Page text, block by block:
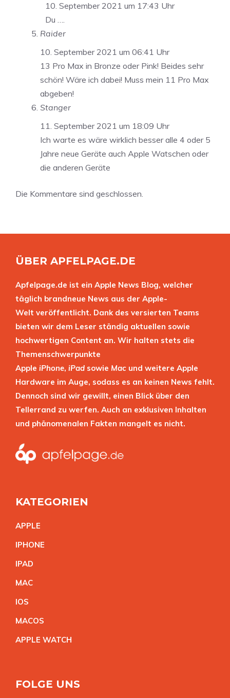
10. September 2021 um 17:43 Uhr
Du ….
Raider
10. September 2021 um 06:41 Uhr
13 Pro Max in Bronze oder Pink! Beides sehr
schön! Wäre ich dabei! Muss mein 11 Pro Max
abgeben!
Stanger
11. September 2021 um 18:09 Uhr
Ich warte es wäre wirklich besser alle 4 oder 5
Jahre neue Geräte auch Apple Watschen oder
die anderen Geräte
Die Kommentare sind geschlossen.
ÜBER APFELPAGE.DE
Apfelpage.de ist ein Apple News Blog, welcher
täglich brandneue News aus der Apple-
Welt veröffentlicht. Dank des versierten Teams
bieten wir dem Leser ständig aktuellen sowie
hochwertigen Content an. Wir halten stets die
Themenschwerpunkte
Apple iPhone, iPad sowie Mac und weitere Apple
Hardware im Auge, sodass es an keinen News fehlt.
Dennoch sind wir gewillt, einen Blick über den
Tellerrand zu werfen. Auch an exklusiven Inhalten
und phänomenalen Fakten mangelt es nicht.
KATEGORIEN
APPLE
IPHONE
IPAD
MAC
IOS
MACOS
APPLE WATCH
FOLGE UNS